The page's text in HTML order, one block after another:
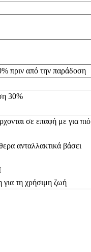
πριν από την παράδοση
30%
σε επαφή με για πιό
ανταλλακτικά βάσει
για τη χρήσιμη ζωή